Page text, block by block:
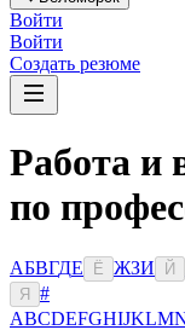
Войти
Войти
Создать резюме
Работа и
по
АБВГДЕ Ё ЖЗИ Й
Я
#
ABCDEFGHIJKLM